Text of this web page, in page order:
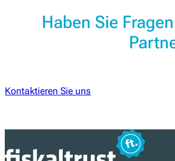
Haben Sie
Kontaktieren Sie uns